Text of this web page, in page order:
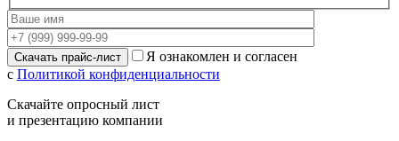
Я ознакомлен и согласен
с Политикой конфиденциальности
Скачайте опросный лист
и презентацию компании